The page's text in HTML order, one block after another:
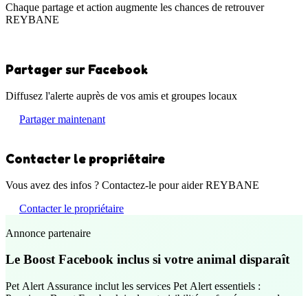
Chaque partage et action augmente les chances de retrouver
REYBANE
Partager sur Facebook
Diffusez l'alerte auprès de vos amis et groupes locaux
Partager maintenant
Contacter le propriétaire
Vous avez des infos ? Contactez-le pour aider REYBANE
Contacter le propriétaire
Annonce partenaire
Le Boost Facebook inclus si votre animal disparaît
Pet Alert Assurance inclut les services Pet Alert essentiels :